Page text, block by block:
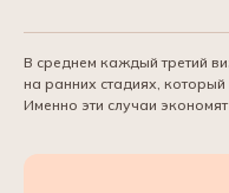
В среднем каждый третий
на ранних стадиях,
Именно эти случаи